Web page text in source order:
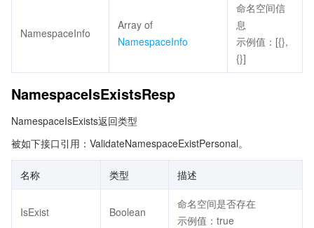
NamespaceInfo
Array of
NamespaceInfo
命名空间信
息
示例值：[{},
{}]
NamespaceIsExistsResp
NamespaceIsExists返回类型
被如下接口引用：ValidateNamespaceExistPersonal。
名称 类型 描述
IsExist Boolean
命名空间是否存在
示例值：true